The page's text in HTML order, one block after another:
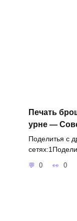
Печать
урне —
Поделитья с
0 0